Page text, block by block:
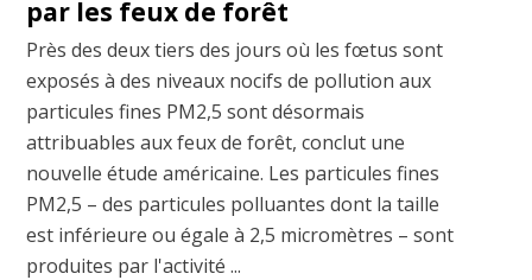
par les feux de forêt
Près des deux tiers des jours où les fœtus sont
exposés à des niveaux nocifs de pollution aux
particules fines PM2,5 sont désormais
attribuables aux feux de forêt, conclut une
nouvelle étude américaine. Les particules fines
PM2,5 – des particules polluantes dont la taille
est inférieure ou égale à 2,5 micromètres – sont
produites par l'activité ...